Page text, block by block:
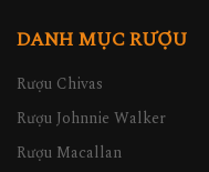
DANH MỤC RƯỢU
Rượu Chivas
Rượu Johnnie Walker
Rượu Macallan